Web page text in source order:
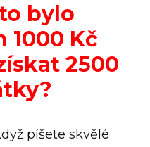
bylo
1000 Kč
2500
píšete skvělé